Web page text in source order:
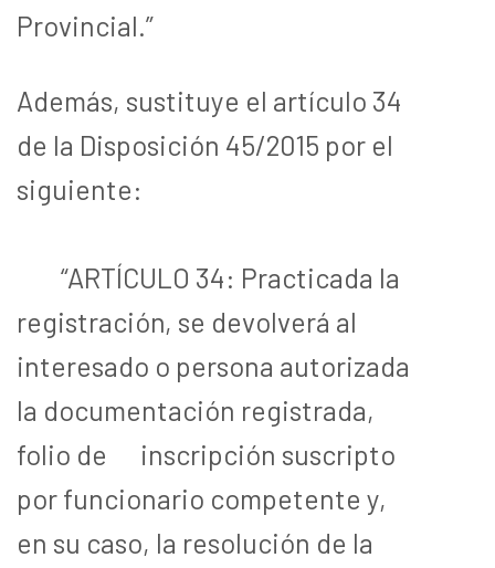
Provincial.”
Además, sustituye el artículo 34
de la Disposición 45/2015 por el
siguiente:
“ARTÍCULO 34: Practicada la
registración, se devolverá al
interesado o persona autorizada
la documentación registrada,
folio de inscripción suscripto
por funcionario competente y,
en su caso, la resolución de la